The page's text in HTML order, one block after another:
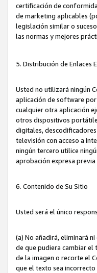
certificación de
de marketing aplicables
legislación similar o
las normas y mejores
5. Distribución de
Usted no utilizará ningún
aplicación de software
cualquier otra aplicación
otros dispositivos
digitales,
televisión con acceso a
ningún tercero utilice
aprobación expresa
6. Contenido de Su Sitio
Usted será el único
(a) No añadirá, eliminará
de que pudiera cambiar el
de la imagen o recorte el
que el texto sea